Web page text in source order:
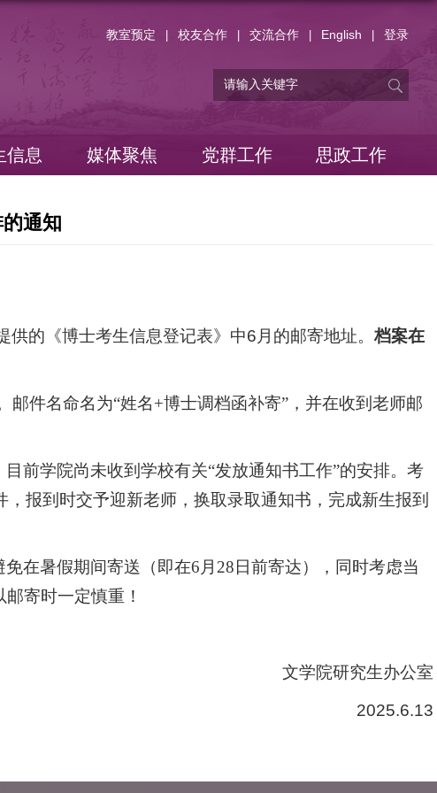
教室预定 校友合作 交流合作 English 登录
信息 媒体聚焦 党群工作 思政工作
通知
的《博士考生信息登记表》中6月的邮寄地址。档案在
邮件名命名为“姓名+博士调档函补寄”，并在收到老师邮
前学院尚未收到学校有关“发放通知书工作”的安排。考
报到时交予迎新老师，换取录取通知书，完成新生报到
在暑假期间寄送（即在6月28日前寄达），同时考虑当
寄时一定慎重！
文学院研究生办公室
2025.6.13